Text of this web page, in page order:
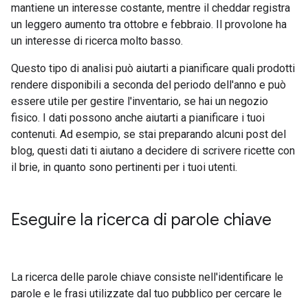
mantiene un interesse costante, mentre il cheddar registra
un leggero aumento tra ottobre e febbraio. Il provolone ha
un interesse di ricerca molto basso.
Questo tipo di analisi può aiutarti a pianificare quali prodotti
rendere disponibili a seconda del periodo dell'anno e può
essere utile per gestire l'inventario, se hai un negozio
fisico. I dati possono anche aiutarti a pianificare i tuoi
contenuti. Ad esempio, se stai preparando alcuni post del
blog, questi dati ti aiutano a decidere di scrivere ricette con
il brie, in quanto sono pertinenti per i tuoi utenti.
Eseguire la ricerca di parole chiave
La ricerca delle parole chiave consiste nell'identificare le
parole e le frasi utilizzate dal tuo pubblico per cercare le